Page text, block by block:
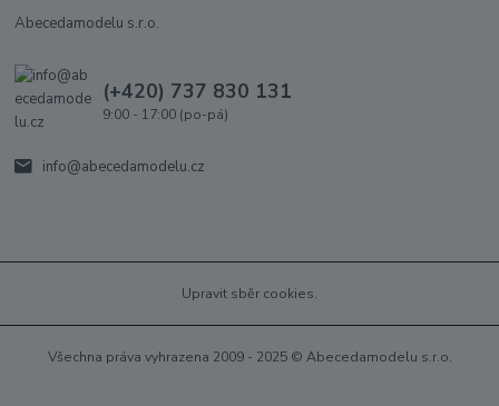
Abecedamodelu s.r.o.
(+420) 737 830 131
9:00 - 17:00 (po-pá)
info@abecedamodelu.cz
Upravit sběr cookies.
Všechna práva vyhrazena 2009 - 2025 © Abecedamodelu s.r.o.